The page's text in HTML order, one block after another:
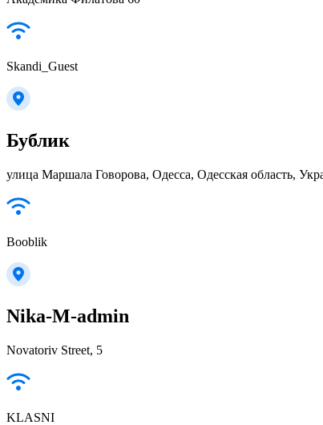
Skandi_Guest
Бублик
улица Маршала Говорова, Одесса, Одесская область,
Booblik
Nika-M-admin
Novatoriv Street, 5
KLASNI